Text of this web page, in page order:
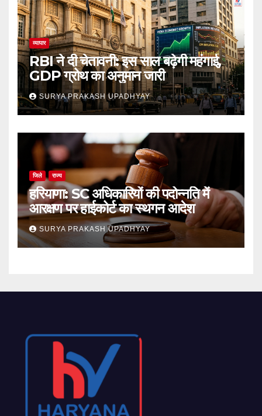
व्यापार
RBI ने दी चेतावनी: इस साल बढ़ेगी महंगाई,
GDP ग्रोथ का अनुमान जारी
SURYA PRAKASH UPADHYAY
जिले राज्य
हरियाणा: SC अधिकारियों की पदोन्नति में
आरक्षण पर हाईकोर्ट का स्थगन आदेश
SURYA PRAKASH UPADHYAY